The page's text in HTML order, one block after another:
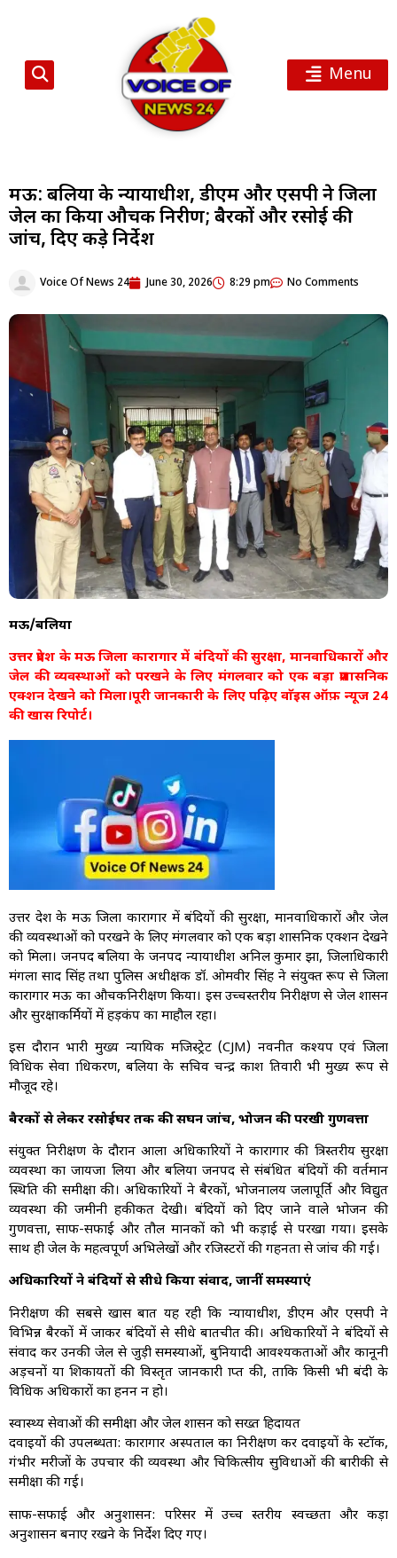
Menu
मऊ: बलिया के न्यायाधीश, डीएम और एसपी ने जिला
जेल का किया औचक निरीक्षण; बैरकों और रसोई की
जांच, दिए कड़े निर्देश
Voice Of News 24 June 30, 2026 8:29 pm No Comments
मऊ/बलिया
उत्तर प्रदेश के मऊ जिला कारागार में बंदियों की सुरक्षा, मानवाधिकारों और
जेल की व्यवस्थाओं को परखने के लिए मंगलवार को एक बड़ा प्रशासनिक
एक्शन देखने को मिला।पूरी जानकारी के लिए पढ़िए वाॅइस ऑफ़ न्यूज 24
की खास रिपोर्ट।
उत्तर प्रदेश के मऊ जिला कारागार में बंदियों की सुरक्षा, मानवाधिकारों और जेल
की व्यवस्थाओं को परखने के लिए मंगलवार को एक बड़ा प्रशासनिक एक्शन देखने
को मिला। जनपद बलिया के जनपद न्यायाधीश अनिल कुमार झा, जिलाधिकारी
मंगला प्रसाद सिंह तथा पुलिस अधीक्षक डॉ. ओमवीर सिंह ने संयुक्त रूप से जिला
कारागार मऊ का औचकनिरीक्षण किया। इस उच्चस्तरीय निरीक्षण से जेल प्रशासन
और सुरक्षाकर्मियों में हड़कंप का माहौल रहा।
इस दौरान प्रभारी मुख्य न्यायिक मजिस्ट्रेट (CJM) नवनीत कश्यप एवं जिला
विधिक सेवा प्राधिकरण, बलिया के सचिव चन्द्र प्रकाश तिवारी भी मुख्य रूप से
मौजूद रहे।
बैरकों से लेकर रसोईघर तक की सघन जांच, भोजन की परखी गुणवत्ता
संयुक्त निरीक्षण के दौरान आला अधिकारियों ने कारागार की त्रिस्तरीय सुरक्षा
व्यवस्था का जायजा लिया और बलिया जनपद से संबंधित बंदियों की वर्तमान
स्थिति की समीक्षा की। अधिकारियों ने बैरकों, भोजनालय जलापूर्ति और विद्युत
व्यवस्था की जमीनी हकीकत देखी। बंदियों को दिए जाने वाले भोजन की
गुणवत्ता, साफ-सफाई और तौल मानकों को भी कड़ाई से परखा गया। इसके
साथ ही जेल के महत्वपूर्ण अभिलेखों और रजिस्टरों की गहनता से जांच की गई।
अधिकारियों ने बंदियों से सीधे किया संवाद, जानीं समस्याएं
निरीक्षण की सबसे खास बात यह रही कि न्यायाधीश, डीएम और एसपी ने
विभिन्न बैरकों में जाकर बंदियों से सीधे बातचीत की। अधिकारियों ने बंदियों से
संवाद कर उनकी जेल से जुड़ी समस्याओं, बुनियादी आवश्यकताओं और कानूनी
अड़चनों या शिकायतों की विस्तृत जानकारी प्राप्त की, ताकि किसी भी बंदी के
विधिक अधिकारों का हनन न हो।
स्वास्थ्य सेवाओं की समीक्षा और जेल प्रशासन को सख्त हिदायत
दवाइयों की उपलब्धता: कारागार अस्पताल का निरीक्षण कर दवाइयों के स्टॉक,
गंभीर मरीजों के उपचार की व्यवस्था और चिकित्सीय सुविधाओं की बारीकी से
समीक्षा की गई।
साफ-सफाई और अनुशासन: परिसर में उच्च स्तरीय स्वच्छता और कड़ा
अनुशासन बनाए रखने के निर्देश दिए गए।